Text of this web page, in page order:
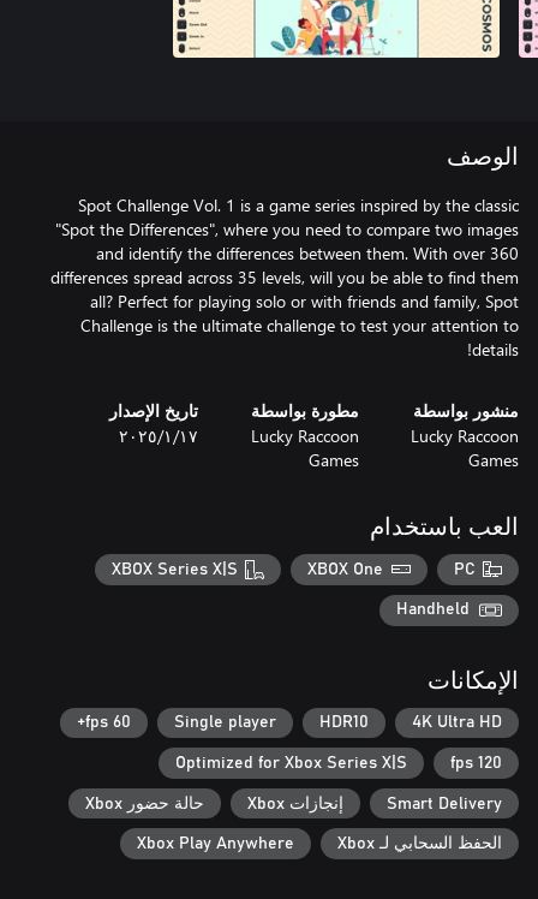
الوصف
Spot Challenge Vol. 1 is a game series inspired by the classic
"Spot the Differences", where you need to compare two images
and identify the differences between them. With over 360
differences spread across 35 levels, will you be able to find them
all? Perfect for playing solo or with friends and family, Spot
Challenge is the ultimate challenge to test your attention to
details!
منشور بواسطة
Lucky Raccoon
Games
مطورة بواسطة
Lucky Raccoon
Games
تاريخ الإصدار
١٧‏/١‏/٢٠٢٥
العب باستخدام
PC
XBOX One
XBOX Series X|S
Handheld
الإمكانات
4K Ultra HD
HDR10
Single player
60 fps+
120 fps
Optimized for Xbox Series X|S
Smart Delivery إنجازات Xbox حالة حضور Xbox
الحفظ السحابي لـ Xbox Xbox Play Anywhere